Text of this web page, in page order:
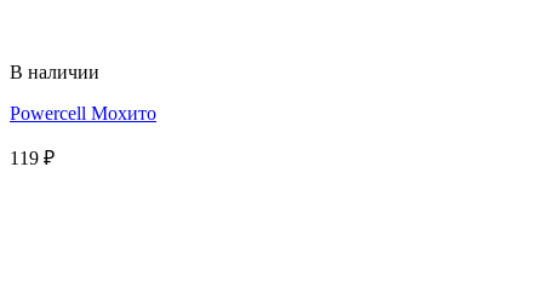
В наличии
Powercell Мохито
119 ₽